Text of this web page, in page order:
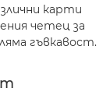
карти
четец за
гъвкавост.